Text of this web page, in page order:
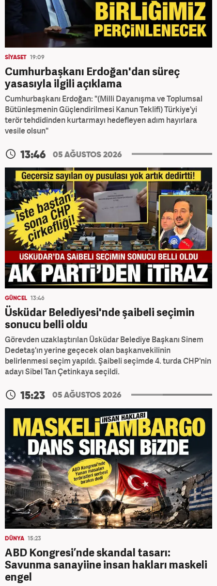
SİYASET 19:09
Cumhurbaşkanı Erdoğan'dan süreç
yasasıyla ilgili açıklama
Cumhurbaşkanı Erdoğan: "(Milli Dayanışma ve Toplumsal
Bütünleşmenin Güçlendirilmesi Kanun Teklifi) Türkiye'yi
terör tehdidinden kurtarmayı hedefleyen adım hayırlara
vesile olsun"
13:46 05 AĞUSTOS 2026
GÜNCEL 13:46
Üsküdar Belediyesi'nde şaibeli seçimin
sonucu belli oldu
Görevden uzaklaştırılan Üsküdar Belediye Başkanı Sinem
Dedetaş'ın yerine geçecek olan başkanvekilinin
belirlenmesi seçim yapıldı. Şaibeli seçimde 4. turda CHP'nin
adayı Sibel Tan Çetinkaya seçildi.
15:23 05 AĞUSTOS 2026
DÜNYA 15:23
ABD Kongresi’nde skandal tasarı:
Savunma sanayiine insan hakları maskeli
engel